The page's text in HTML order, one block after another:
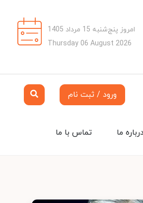
امروز پنج‌شنبه 15 مرداد 1405
Thursday 06 August 2026
ورود / ثبت نام
تماس با ما ما